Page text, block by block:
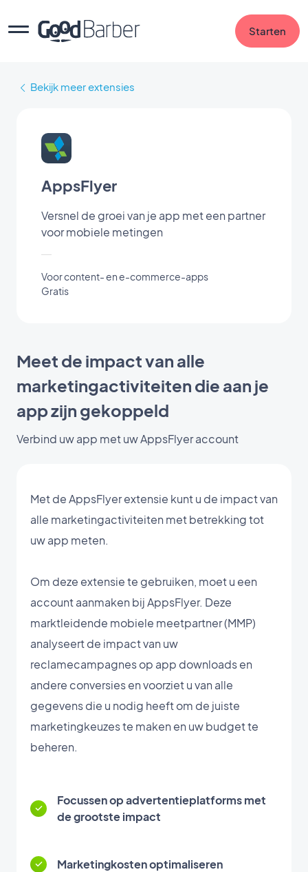
Starten
Bekijk meer extensies
AppsFlyer
Versnel de groei van je app met een partner
voor mobiele metingen
Voor content- en e-commerce-apps
Gratis
Meet de impact van alle
marketingactiviteiten die aan je
app zijn gekoppeld
Verbind uw app met uw AppsFlyer account
Met de AppsFlyer extensie kunt u de impact van
alle marketingactiviteiten met betrekking tot
uw app meten.
Om deze extensie te gebruiken, moet u een
account aanmaken bij AppsFlyer. Deze
marktleidende mobiele meetpartner (MMP)
analyseert de impact van uw
reclamecampagnes op app downloads en
andere conversies en voorziet u van alle
gegevens die u nodig heeft om de juiste
marketingkeuzes te maken en uw budget te
beheren.
Focussen op advertentieplatforms met
de grootste impact
Marketingkosten optimaliseren